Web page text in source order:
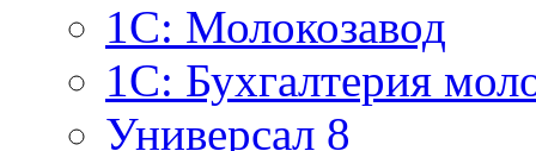
1C: Молокозавод
1С: Бухгалтерия
Универсал 8